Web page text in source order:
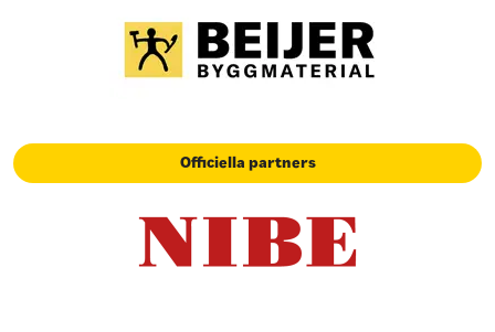
Officiella partners